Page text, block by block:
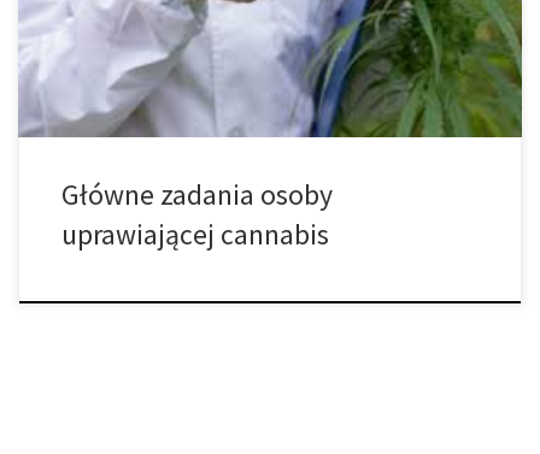
pierwszą rzeczą, którą musisz zrobić jest sprawdzenie prawa.
Najbardziej podstawowe zadanie jakie musisz wykonać to
sprawdzenie, czy uprawa marihuany […]
Główne zadania osoby
uprawiającej cannabis